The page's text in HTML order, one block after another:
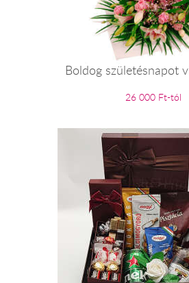
Boldog születésnapot
26 000 Ft-tól